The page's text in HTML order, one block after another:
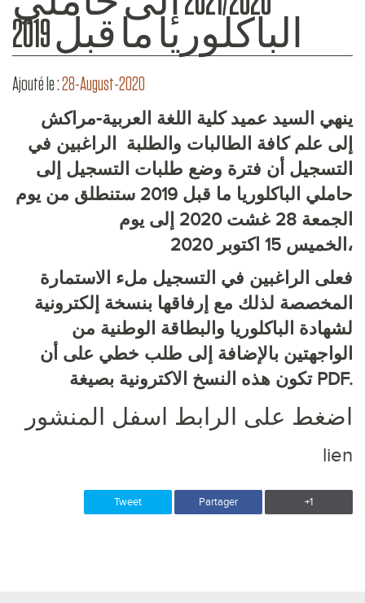
الباكلوريا ما قبل 2019
Ajouté le :28-August-2020
ينهي السيد عميد كلية اللغة العربية-مراكش
إلى علم كافة الطالبات والطلبة الراغبين في
التسجيل أن فترة وضع طلبات التسجيل إلى
حاملي الباكلوريا ما قبل 2019 ستنطلق من يوم
الجمعة 28 غشت 2020 إلى يوم
الخميس 15 اكتوبر 2020،
فعلى الراغبين في التسجيل ملء الاستمارة
المخصصة لذلك مع إرفاقها بنسخة إلكترونية
لشهادة الباكلوريا والبطاقة الوطنية من
الواجهتين بالإضافة إلى طلب خطي على أن
تكون هذه النسخ الاكترونية بصيغة PDF.
اضغط على الرابط اسفل المنشور
lien
Tweet Partager +1